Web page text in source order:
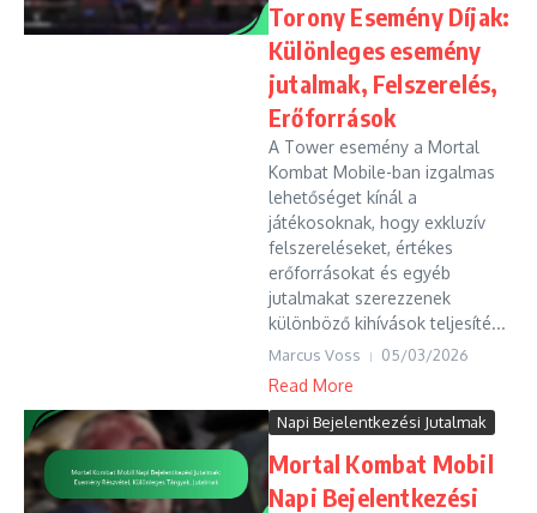
Torony Esemény Díjak:
Különleges esemény
jutalmak, Felszerelés,
Erőforrások
A Tower esemény a Mortal
Kombat Mobile-ban izgalmas
lehetőséget kínál a
játékosoknak, hogy exkluzív
felszereléseket, értékes
erőforrásokat és egyéb
jutalmakat szerezzenek
különböző kihívások teljesíté...
Marcus Voss 05/03/2026
Read More
Napi Bejelentkezési Jutalmak
Mortal Kombat Mobil
Napi Bejelentkezési